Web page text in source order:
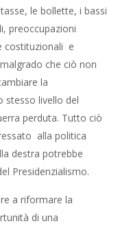
le bollette, i bassi
preoccupazioni
costituzionali e
che ciò non
la
livello del
perduta. Tutto ciò
alla politica
destra potrebbe
Presidenzialismo.
a riformare la
di una